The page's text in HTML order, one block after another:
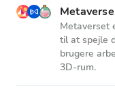
Metaverse
Metaverset
til at spejle
brugere
3D-rum.